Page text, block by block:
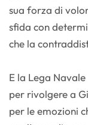
sua forza di
sfida con
che la
E la Lega
per rivolgere a
per le emozioni